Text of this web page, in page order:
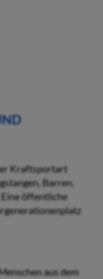
Kraftsportart
Barren,
öffentliche
aus dem